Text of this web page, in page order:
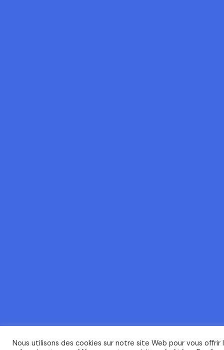
Nous utilisons des cookies sur notre site Web pour vous